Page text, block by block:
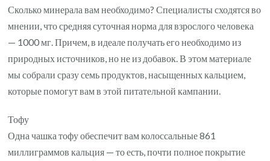
Сколько минерала вам необходимо? Специалисты сходятся во
мнении, что средняя суточная норма для взрослого человека
— 1000 мг. Причем, в идеале получать его необходимо из
природных источников, но не из добавок. В этом материале
мы собрали сразу семь продуктов, насыщенных кальцием,
которые помогут вам в этой питательной кампании.
Тофу
Одна чашка тофу обеспечит вам колоссальные 861
миллиграммов кальция — то есть, почти полное покрытие